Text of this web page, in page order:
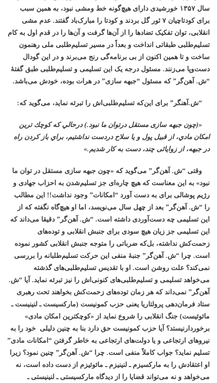
سال ۱۳۵۷ خورشیدی دارای هیچ‌گونه خط ومشی نبود، به همین سبب
برای کودتا‌چیان ۷ ثور گل بردند و کودتا را مبارک‌باد گفتند. عدم مشی
انقلابی، توان تفکیک تضادها را از آن‌ها گرفت و آن‌ها را در قدم اول به کام
تسلیم‌طلبی طبقاتی انداخت و بعداً در مسیر تسلیم‌طلبی ملی رهنمون
ساخت و تا همین اکنون از بی برنامه‌گی رنج می‌برند و در این گودال
دست‌وپا می‌زنند. مسئول درجه یک این تسلیمی و تسلیم‌طلبی طبق گفتۀ
“ش. آهن‌گر” که مسئول “جبهه سازی” در هرات بوده، خودش می‌باشد.
“ش.آهنگر” برای این‌که تسلیم‌طلبی‌اش را تبرئه نماید، می‌گوید که:
«(چون جبهه سازی مستقل درتوان ما نبود.) درحالي كه كوچك ترين
امكان مادي، از قبيل پول و يا سلاح دردست نداشتيم، براي باز كردن راه
در جبهه، از زوايائی چند، دست به كار شديم.»
وقتی “ش. آهن‌گر” می‌گوید که «چون جبهه سازی مستقل در توان ما
نبود» به این معناست که هیچ چاره‌ای جز تسلیم‌شدن به احزاب جهادی و
رژیم پوشالی برای به دست آورد “امکانات” وجود نداشت!! این مطالب
را “ش. آهن‌گر” بعد از چهل سال می‌نویسد، اما او هیچ‌گاه نگفته که از
این تسلیمی چه دست‌آوردی داشته است. “ش. آهن‌گر” دقیقا می‌داند که
این تسلیمی جز زیان هیچ سودی برای جنبش انقلابی و توده‌های
زحمت‌کش نداشته، بل‌که ضرباتی را متوجه جنبش انقلابی کشور نموده
است. چرا “ش. آهن‌گر” جنبۀ منفی این حرکت تسلیم‌طلبانه را بررسی
نمی‌کند؟ علت روشن است. او با تقدیس تسلیم‌طلبی‌های گذشته
می‌خواهد تسلیمی و تسلیم‌طلبی‌های کنونی‌اش را نیز تبرئه نماید. آیا “ش.
آهن‌گر” نمی‌داند که هر زمان توده‌های زحمت‌کش بخواهند تحت رهبری
ستاد فرمان‌دهی پرولتاریا یعنی حزب کمونیست (مارکسیست ـ لنینیست ـ
مائوئیست) جنگ انقلابی را شروع نماید از «کوچکترین امکان مادی»
برخوردارنیستد؟ آیا حزب کمونیست حق دارد بنا به چنین دلیلی خود را به
نیروهای ارتجاعی و یا دولت‌های ارتجاعی به خاطر گرفتن “امکانات مادی”
تسلیم نماید؟ جواب کاملاً منفی است. چرا “ش. آهن‌گر” چنین نمود؟ زیرا
او اعتقادش را به مارکسیزم ـ لنینیزم ـ مائوئیزم از دست داده است، نه
می‌خواهد و نه می‌تواند قضایا را از دیدگاه مارکسیستی ـ لنینیستی ـ